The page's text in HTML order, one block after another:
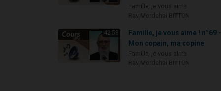
42:58
Famille, je vous aime ! n°69 -
Mon copain, ma copine